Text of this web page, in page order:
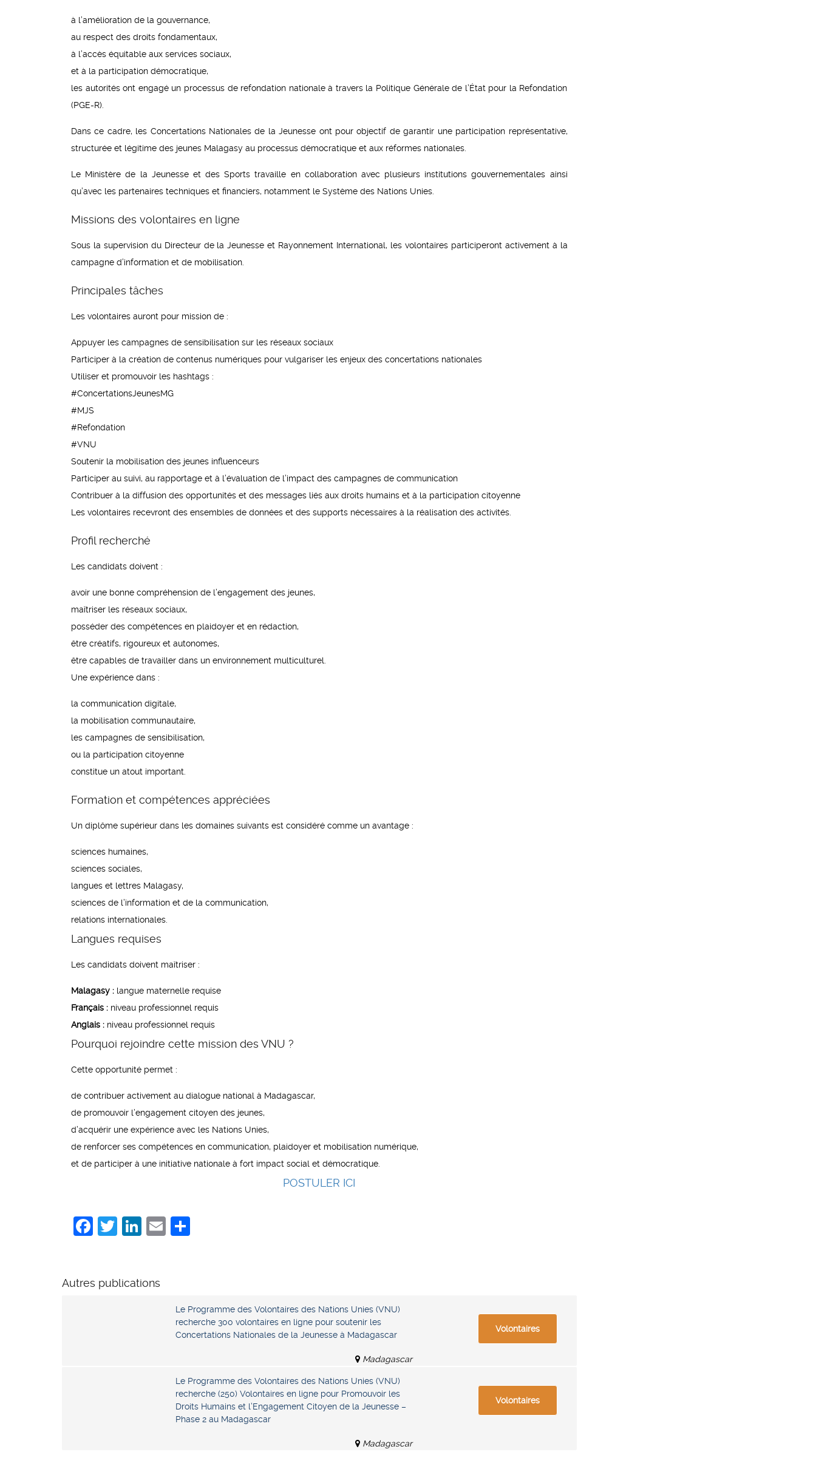
à l’amélioration de la gouvernance,
au respect des droits fondamentaux,
à l’accès équitable aux services sociaux,
et à la participation démocratique,
les autorités ont engagé un processus de refondation nationale à travers la Politique Générale de l’État pour la Refondation
(PGE-R).
Dans ce cadre, les Concertations Nationales de la Jeunesse ont pour objectif de garantir une participation représentative,
structurée et légitime des jeunes Malagasy au processus démocratique et aux réformes nationales.
Le Ministère de la Jeunesse et des Sports travaille en collaboration avec plusieurs institutions gouvernementales ainsi
qu’avec les partenaires techniques et financiers, notamment le Système des Nations Unies.
Missions des volontaires en ligne
Sous la supervision du Directeur de la Jeunesse et Rayonnement International, les volontaires participeront activement à la
campagne d’information et de mobilisation.
Principales tâches
Les volontaires auront pour mission de :
Appuyer les campagnes de sensibilisation sur les réseaux sociaux
Participer à la création de contenus numériques pour vulgariser les enjeux des concertations nationales
Utiliser et promouvoir les hashtags :
#ConcertationsJeunesMG
#MJS
#Refondation
#VNU
Soutenir la mobilisation des jeunes influenceurs
Participer au suivi, au rapportage et à l’évaluation de l’impact des campagnes de communication
Contribuer à la diffusion des opportunités et des messages liés aux droits humains et à la participation citoyenne
Les volontaires recevront des ensembles de données et des supports nécessaires à la réalisation des activités.
Profil recherché
Les candidats doivent :
avoir une bonne compréhension de l’engagement des jeunes,
maîtriser les réseaux sociaux,
posséder des compétences en plaidoyer et en rédaction,
être créatifs, rigoureux et autonomes,
être capables de travailler dans un environnement multiculturel.
Une expérience dans :
la communication digitale,
la mobilisation communautaire,
les campagnes de sensibilisation,
ou la participation citoyenne
constitue un atout important.
Formation et compétences appréciées
Un diplôme supérieur dans les domaines suivants est considéré comme un avantage :
sciences humaines,
sciences sociales,
langues et lettres Malagasy,
sciences de l’information et de la communication,
relations internationales.
Langues requises
Les candidats doivent maîtriser :
Malagasy : langue maternelle requise
Français : niveau professionnel requis
Anglais : niveau professionnel requis
Pourquoi rejoindre cette mission des VNU ?
Cette opportunité permet :
de contribuer activement au dialogue national à Madagascar,
de promouvoir l’engagement citoyen des jeunes,
d’acquérir une expérience avec les Nations Unies,
de renforcer ses compétences en communication, plaidoyer et mobilisation numérique,
et de participer à une initiative nationale à fort impact social et démocratique.
POSTULER ICI
Facebook
Twitter
LinkedIn
Email
Autres publications
Le Programme des Volontaires des Nations Unies (VNU)
recherche 300 volontaires en ligne pour soutenir les
Concertations Nationales de la Jeunesse à Madagascar
Madagascar
Volontaires
Le Programme des Volontaires des Nations Unies (VNU)
recherche (250) Volontaires en ligne pour Promouvoir les
Droits Humains et l’Engagement Citoyen de la Jeunesse –
Phase 2 au Madagascar
Madagascar
Volontaires